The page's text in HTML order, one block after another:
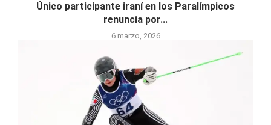
Único participante iraní en los Paralímpicos
renuncia por...
6 marzo, 2026